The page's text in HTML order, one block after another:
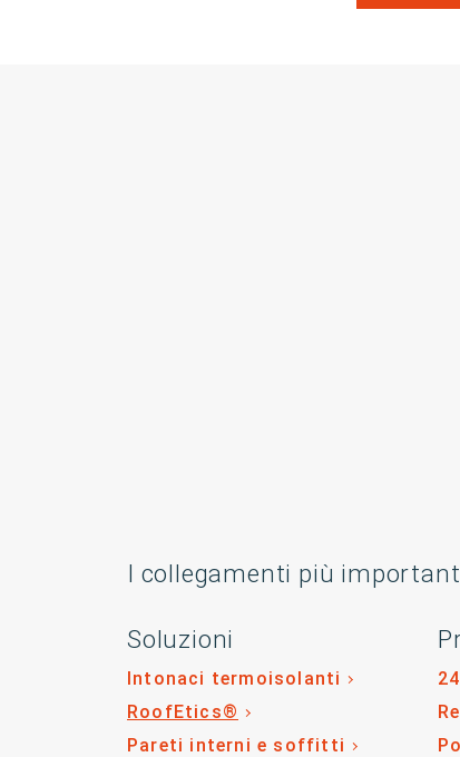
I collegamenti più
Soluzioni
Intonaci termoisolanti
RoofEtics®
Pareti interni e soffitti